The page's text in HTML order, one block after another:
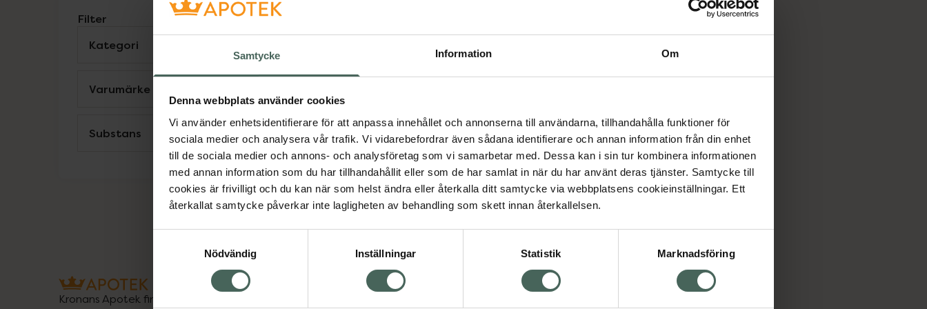
Samtycke Information Om
Denna webbplats använder cookies
Vi använder enhetsidentifierare för att anpassa innehållet och annonserna till användarna, tillhandahålla funktioner för
sociala medier och analysera vår trafik. Vi vidarebefordrar även sådana identifierare och annan information från din enhet
till de sociala medier och annons- och analysföretag som vi samarbetar med. Dessa kan i sin tur kombinera informationen
med annan information som du har tillhandahållit eller som de har samlat in när du har använt deras tjänster. Samtycke till
cookies är frivilligt och du kan när som helst ändra eller återkalla ditt samtycke via webbplatsens cookieinställningar. Ett
återkallat samtycke påverkar inte lagligheten av behandling som skett innan återkallelsen.
Nödvändig
Inställningar Statistik Marknadsföring
Filter
Kategori
Varumärke
Substans Visa Förband, 5x7,5 cm, 2 st
Medicinteknisk produkt
Pris online
83 kr
fixering vid stomi
10x18 cm, 5 styck
Pris online
366 kr
Kronans Apotek finns här för dig. Du hittar oss från Skåne i syd
Om recept och läkemedel